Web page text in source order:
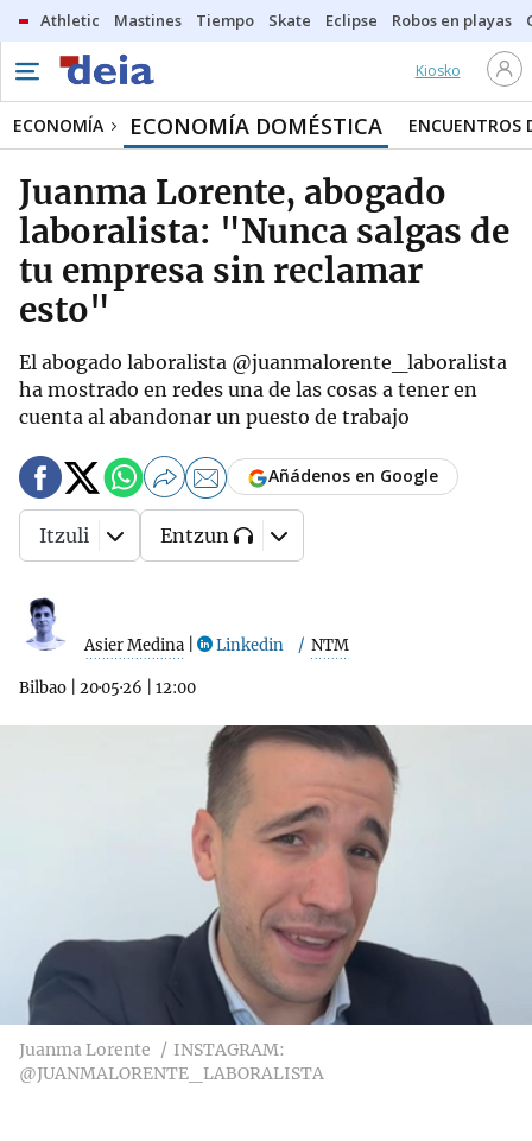
Athletic Mastines Tiempo Skate Eclipse Robos en playas
Kiosko
ECONOMÍA ECONOMÍA DOMÉSTICA ENCUENTROS
Juanma Lorente, abogado
laboralista: "Nunca salgas de
tu empresa sin reclamar
esto"
El abogado laboralista @juanmalorente_laboralista
ha mostrado en redes una de las cosas a tener en
cuenta al abandonar un puesto de trabajo
Asier Medina Linkedin NTM
Bilbao 20·05·26 12:00
Añádenos en Google
Itzuli Entzun
Juanma Lorente
INSTAGRAM:
@JUANMALORENTE_LABORALISTA